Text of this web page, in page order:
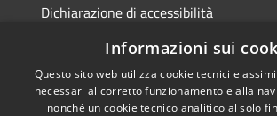
Dichiarazione di accessibilità
Obiettivi di accessibilità
Informazioni sui
Questo sito web utilizza cookie tecnici e
necessari al corretto funzionamento e alla
nonché un cookie tecnico analitico al solo